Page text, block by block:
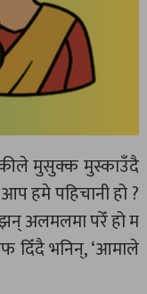
मुसुक्क मुस्काउँदै
हमे पहिचानी हो ?
झन् अलमलमा परेँ हो म
दिँदै भनिन्, ‘आमाले